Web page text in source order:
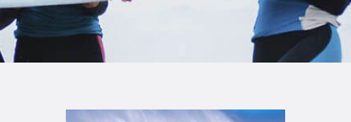
TIENDA FAMILY SURFERS
WEBCAM SALINAS
PEDIDOS